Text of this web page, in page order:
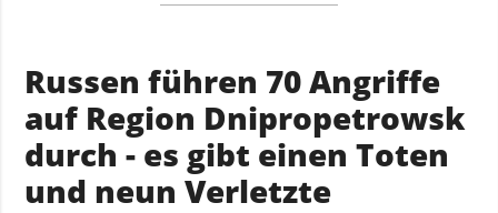
Russen führen 70 Angriffe
auf Region Dnipropetrowsk
durch - es gibt einen Toten
und neun Verletzte